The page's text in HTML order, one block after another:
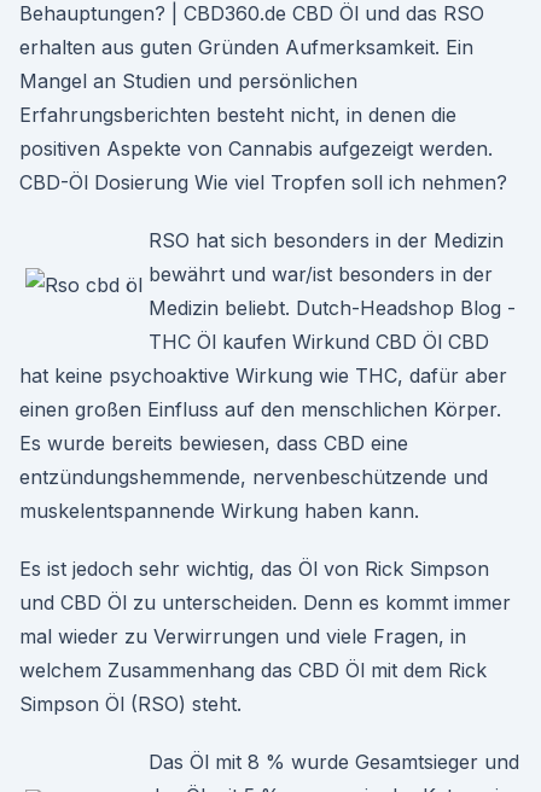
Behauptungen? | CBD360.de CBD Öl und das RSO
erhalten aus guten Gründen Aufmerksamkeit. Ein
Mangel an Studien und persönlichen
Erfahrungsberichten besteht nicht, in denen die
positiven Aspekte von Cannabis aufgezeigt werden.
CBD-Öl Dosierung Wie viel Tropfen soll ich nehmen?
RSO hat sich besonders in der Medizin
bewährt und war/ist besonders in der
Medizin beliebt. Dutch-Headshop Blog -
THC Öl kaufen Wirkund CBD Öl CBD
hat keine psychoaktive Wirkung wie THC, dafür aber
einen großen Einfluss auf den menschlichen Körper.
Es wurde bereits bewiesen, dass CBD eine
entzündungshemmende, nervenbeschützende und
muskelentspannende Wirkung haben kann.
Es ist jedoch sehr wichtig, das Öl von Rick Simpson
und CBD Öl zu unterscheiden. Denn es kommt immer
mal wieder zu Verwirrungen und viele Fragen, in
welchem Zusammenhang das CBD Öl mit dem Rick
Simpson Öl (RSO) steht.
Das Öl mit 8 % wurde Gesamtsieger und